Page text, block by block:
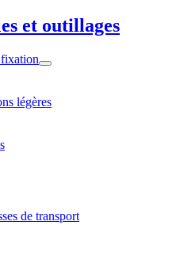
et outillages
légères
de transport